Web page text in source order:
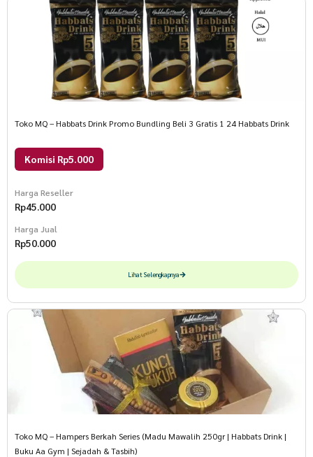
Toko MQ – Habbats Drink Promo Bundling Beli 3 Gratis 1 24 Habbats Drink
Komisi Rp5.000
Harga Reseller
Rp45.000
Harga Jual
Rp50.000
Lihat Selengkapnya
Toko MQ – Hampers Berkah Series (Madu Mawalih 250gr | Habbats Drink |
Buku Aa Gym | Sejadah & Tasbih)